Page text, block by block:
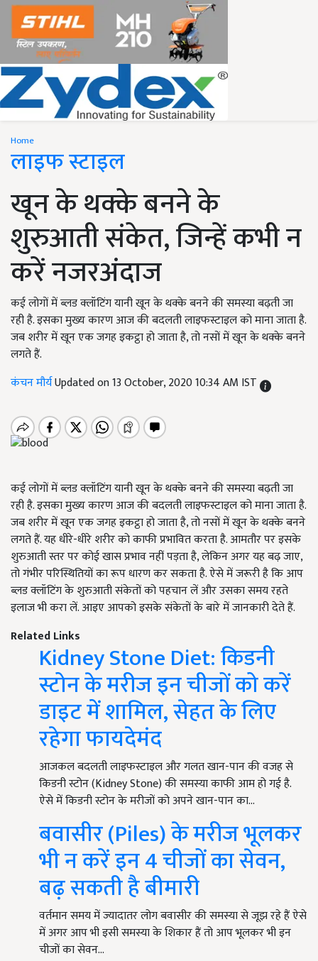
Home
लाइफ स्टाइल
खून के थक्के बनने के
शुरुआती संकेत, जिन्हें कभी न
करें नजरअंदाज
कई लोगों में ब्लड क्लॉटिंग यानी खून के थक्के बनने की समस्या बढ़ती जा
रही है. इसका मुख्य कारण आज की बदलती लाइफस्टाइल को माना जाता है.
जब शरीर में खून एक जगह इकट्ठा हो जाता है, तो नसों में खून के थक्के बनने
लगते हैं.
कंचन मौर्यUpdated on 13 October, 2020 10:34 AM IST
कई लोगों में ब्लड क्लॉटिंग यानी खून के थक्के बनने की समस्या बढ़ती जा
रही है. इसका मुख्य कारण आज की बदलती लाइफस्टाइल को माना जाता है.
जब शरीर में खून एक जगह इकट्ठा हो जाता है,तो नसों में खून के थक्के बनने
लगते हैं. यह धीरे-धीरे शरीर को काफी प्रभावित करता है. आमतौर पर इसके
शुरुआती स्तर पर कोई खास प्रभाव नहीं पड़ता है,लेकिन अगर यह बढ़ जाए,
तो गंभीर परिस्थितियों का रूप धारण कर सकता है. ऐसे में जरूरी है कि आप
ब्लड क्लॉटिंग के शुरुआती संकेतों को पहचान लें और उसका समय रहते
इलाज भी करा लें. आइए आपको इसके संकेतों के बारे में जानकारी देते हैं.
Related Links
Kidney Stone Diet: किडनी
स्टोन के मरीज इन चीजों को करें
डाइट में शामिल, सेहत के लिए
रहेगा फायदेमंद
आजकल बदलती लाइफस्टाइल और गलत खान-पान की वजह से
किडनी स्टोन (Kidney Stone) की समस्या काफी आम हो गई है.
ऐसे में किडनी स्टोन के मरीजों को अपने खान-पान का…
बवासीर (Piles) के मरीज भूलकर
भी न करें इन 4 चीजों का सेवन,
बढ़ सकती है बीमारी
वर्तमान समय में ज्यादातर लोग बवासीर की समस्या से जूझ रहे हैं ऐसे
में अगर आप भी इसी समस्या के शिकार हैं तो आप भूलकर भी इन
चीजों का सेवन…